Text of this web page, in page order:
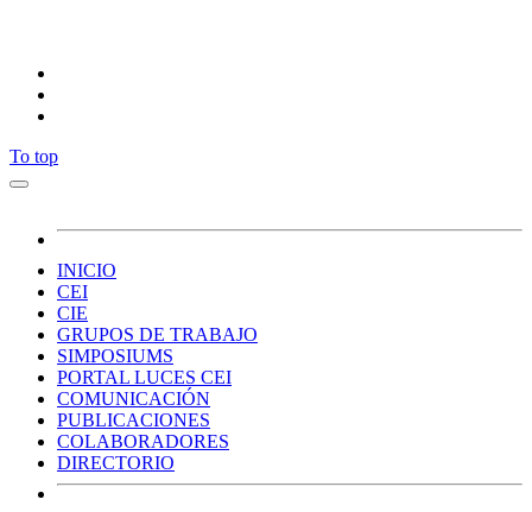
To top
INICIO
CEI
CIE
GRUPOS DE TRABAJO
SIMPOSIUMS
PORTAL LUCES CEI
COMUNICACIÓN
PUBLICACIONES
COLABORADORES
DIRECTORIO